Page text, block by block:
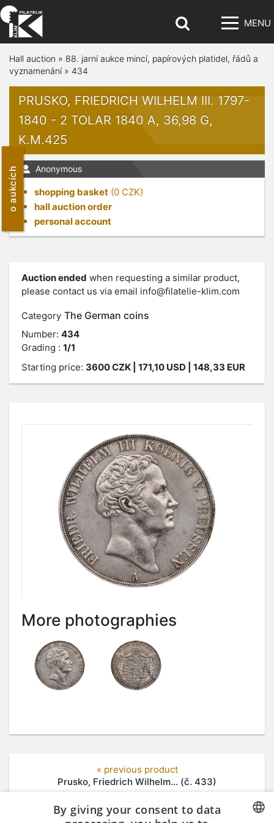
MENU
o aukcích
Hall auction » 88. jarní aukce mincí, papírových platidel, řádů a
vyznamenání» 434
PRUSKO, FRIEDRICH WILHELM III. 1797-
1840 - 2 TOLAR 1840 A, 36,98 G,
K.M.425
Anonymous
shopping basket (0 CZK)
hall auction order
personal account
Auction ended when requesting a similar product,
please contact us via email info@filatelie-klim.com
Category The German coins
Number: 434
Grading : 1/1
Starting price: 3600CZK | 171,10 USD | 148,33 EUR
More photographies
« previous product
Prusko, Friedrich Wilhelm... (č. 433)
Prusko, Friedrich Wilhelm... (č. 435)
By giving your consent to data